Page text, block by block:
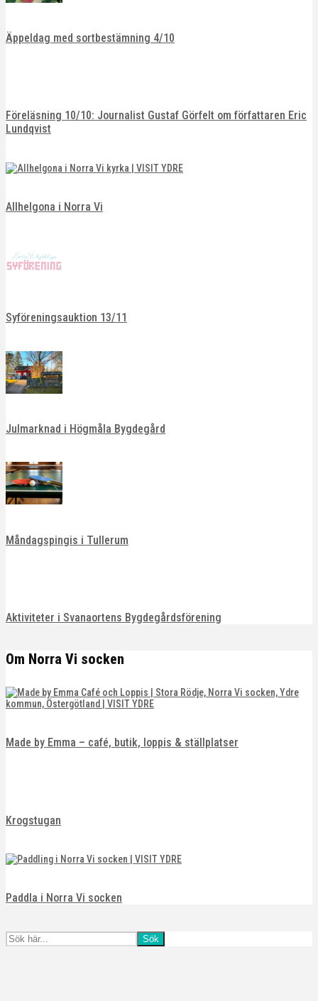
Äppeldag med sortbestämning 4/10
Föreläsning 10/10: Journalist Gustaf Görfelt om författaren Eric
Lundqvist
Allhelgona i Norra Vi
Syföreningsauktion 13/11
Julmarknad i Högmåla Bygdegård
Måndagspingis i Tullerum
Aktiviteter i Svanaortens Bygdegårdsförening
Om Norra Vi socken
Made by Emma – café, butik, loppis & ställplatser
Krogstugan
Paddla i Norra Vi socken
Sök